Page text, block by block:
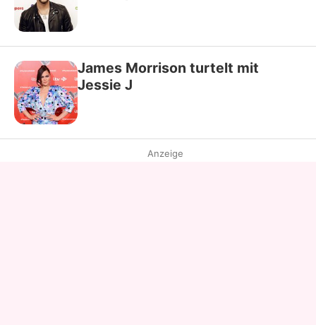
James Morrison turtelt mit
Jessie J
Anzeige